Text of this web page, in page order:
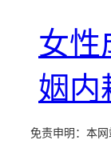
女性
姻内
免责申明：本网